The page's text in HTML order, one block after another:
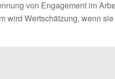
von Engagement im
wird Wertschätzung, wenn